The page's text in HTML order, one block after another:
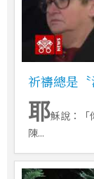
祈禱總是〝
耶穌說：
陳...